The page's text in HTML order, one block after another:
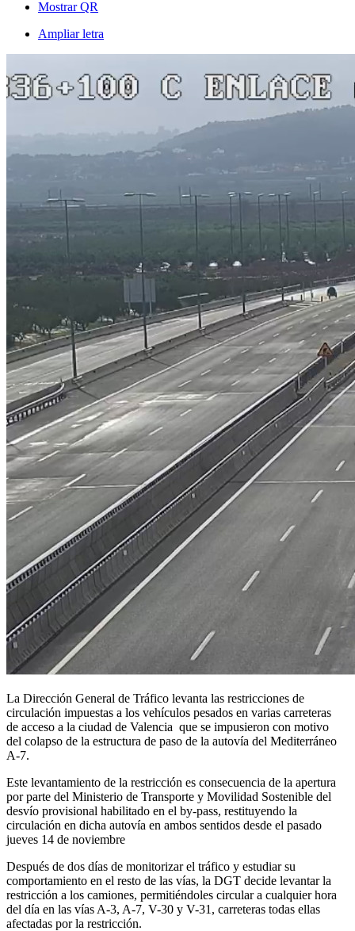
Mostrar QR
Ampliar letra
La Dirección General de Tráfico levanta las restricciones de
circulación impuestas a los vehículos pesados en varias carreteras
de acceso a la ciudad de Valencia que se impusieron con motivo
del colapso de la estructura de paso de la autovía del Mediterráneo
A-7.
Este levantamiento de la restricción es consecuencia de la apertura
por parte del Ministerio de Transporte y Movilidad Sostenible del
desvío provisional habilitado en el by-pass, restituyendo la
circulación en dicha autovía en ambos sentidos desde el pasado
jueves 14 de noviembre
Después de dos días de monitorizar el tráfico y estudiar su
comportamiento en el resto de las vías, la DGT decide levantar la
restricción a los camiones, permitiéndoles circular a cualquier hora
del día en las vías A-3, A-7, V-30 y V-31, carreteras todas ellas
afectadas por la restricción.